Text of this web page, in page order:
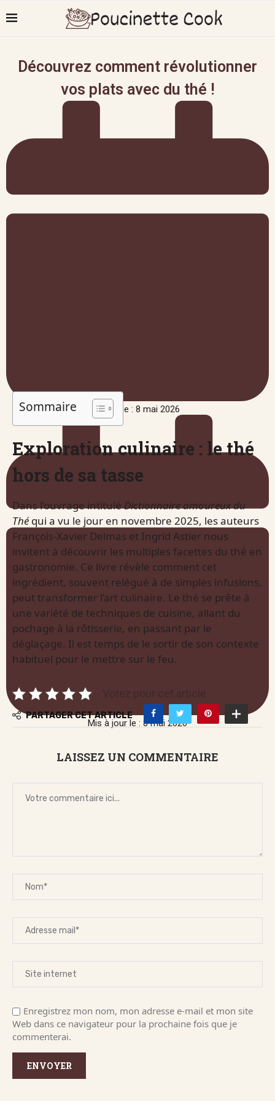
Découvrez comment révolutionner
vos plats avec du thé !
Publié le : 8 mai 2026
Mis à jour le : 8 mai 2026
Sommaire
Exploration culinaire : le thé
hors de sa tasse
Dans l’ouvrage intituléDictionnaire amoureux du
Thé qui a vu le jour en novembre 2025, les auteurs
François-Xavier Delmas et Ingrid Astier nous
invitent à découvrir les multiples facettes du thé en
gastronomie. Ce livre révèle comment cet
ingrédient, souvent relégué à de simples infusions,
peut transformer l’art culinaire. Le thé se prête à
une variété de techniques de cuisine, allant du
pochage à la rôtisserie, en passant par le
déglaçage. Il est temps de le sortir de son contexte
habituel pour le mettre sur le feu.
Votez pour cet article
PARTAGER CET ARTICLE
LAISSEZ UN COMMENTAIRE
Enregistrez mon nom, mon adresse e-mail et mon site
Web dans ce navigateur pour la prochaine fois que je
commenterai.